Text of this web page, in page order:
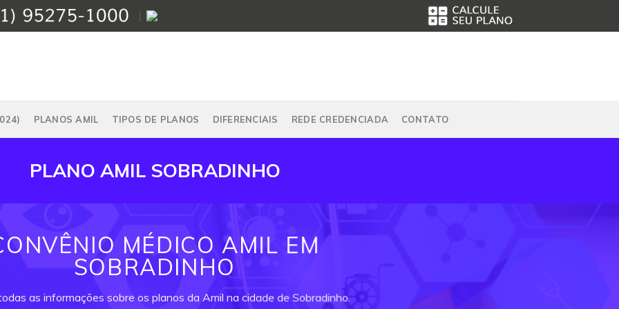
PLANOS AMIL TIPOS DE PLANOS DIFERENCIAIS REDE CREDENCIADA CONTATO
PLANO AMIL SOBRADINHO
MÉDICO AMIL EM
SOBRADINHO
as informações sobre os planos da Amil na cidade de Sobradinho.